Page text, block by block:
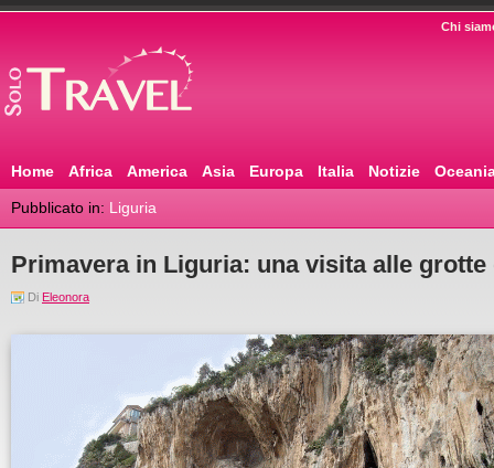
Chi
Home Africa America Asia Europa Italia Notizie
Pubblicato in: Liguria
Primavera in Liguria: una visita alle
Di Eleonora